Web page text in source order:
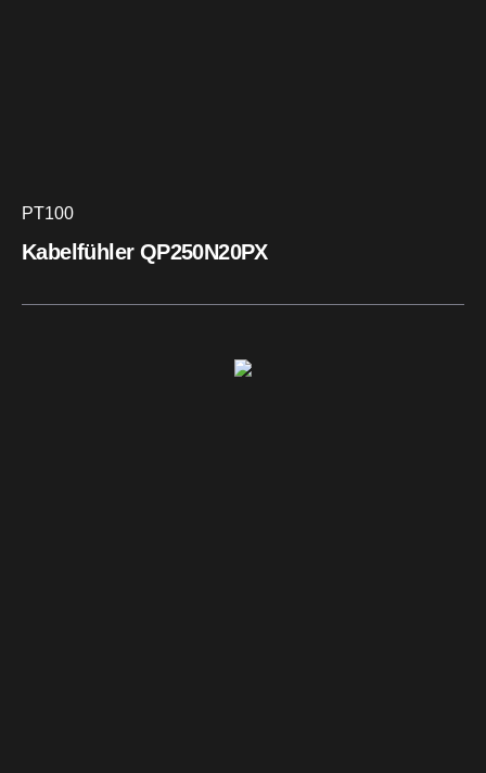
PT100
Kabelfühler QP250N20PX